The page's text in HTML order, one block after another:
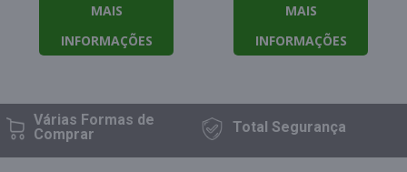
MAIS
INFORMAÇÕES
MAIS
INFORMAÇÕES
Várias Formasde
Comprar
TotalSegurança